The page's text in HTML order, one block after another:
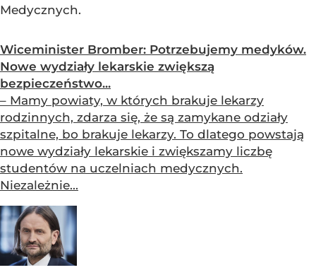
Medycznych.
Wiceminister Bromber: Potrzebujemy medyków.
Nowe wydziały lekarskie zwiększą
bezpieczeństwo...
– Mamy powiaty, w których brakuje lekarzy
rodzinnych, zdarza się, że są zamykane odziały
szpitalne, bo brakuje lekarzy. To dlatego powstają
nowe wydziały lekarskie i zwiększamy liczbę
studentów na uczelniach medycznych.
Niezależnie...